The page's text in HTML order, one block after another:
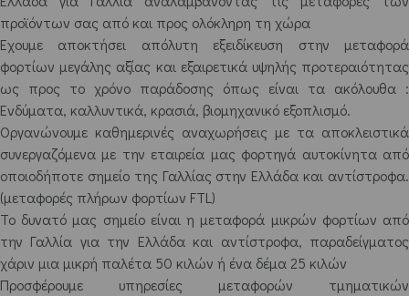
προϊόντων σας από και προς ολόκληρη τη χώρα
Έχουμε αποκτήσει απόλυτη εξειδίκευση στην μεταφορά
φορτίων μεγάλης αξίας και εξαιρετικά υψηλής προτεραιότητας
ως προς το χρόνο παράδοσης όπως είναι τα ακόλουθα :
Ενδύματα, καλλυντικά, κρασιά, βιομηχανικό εξοπλισμό.
Οργανώνουμε καθημερινές αναχωρήσεις με τα αποκλειστικά
συνεργαζόμενα με την εταιρεία μας φορτηγά αυτοκίνητα από
οποιοδήποτε σημείο της Γαλλίας στην Ελλάδα και αντίστροφα.
(μεταφορές πλήρων φορτίων FTL)
Το δυνατό μας σημείο είναι η μεταφορά μικρών φορτίων από
την Γαλλία για την Ελλάδα και αντίστροφα, παραδείγματος
χάριν μια μικρή παλέτα 50 κιλών ή ένα δέμα 25 κιλών
Προσφέρουμε υπηρεσίες μεταφορών τμηματικών